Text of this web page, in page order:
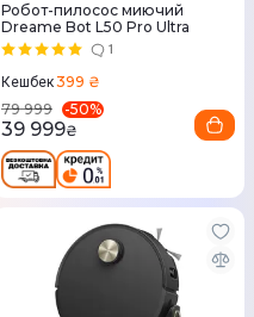
Робот-пилосос миючий
Dreame Bot L50 Pro Ultra
1
Кешбек399 ₴
79 999
-50%
39 999₴